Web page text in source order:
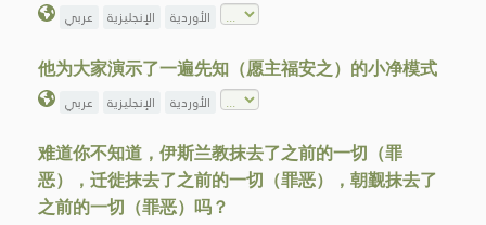
عربي الإنجليزية الأوردية
他为大家演示了一遍先知（愿主福安之）的小净模式
عربي الإنجليزية الأوردية
难道你不知道，伊斯兰教抹去了之前的一切（罪
恶），迁徙抹去了之前的一切（罪恶），朝觐抹去了
之前的一切（罪恶）吗？